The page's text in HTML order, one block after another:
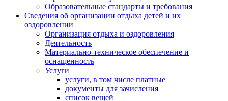
Образовательные стандарты и требования
Сведения об организации отдыха детей и их
оздоровлении
Организация отдыха и оздоровления
Деятельность
Материально-техническое обеспечение и
оснащенность
Услуги
услуги, в том числе платные
документы для зачисления
список вещей